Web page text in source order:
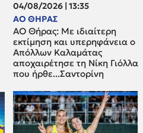
04/08/2026 | 13:35
ΑΟ ΘΗΡΑΣ
ΑΟ Θήρας: Με ιδιαίτερη
εκτίμηση και υπερηφάνεια ο
Απόλλων Καλαμάτας
αποχαιρέτησε τη Νίκη Γιόλλα
που ήρθε...Σαντορίνη